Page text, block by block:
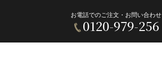
お電話でのご注文・お問い合わせ
0120-979-256